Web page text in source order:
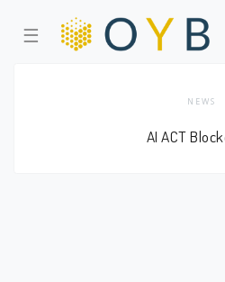
☰
NEWS
AI ACT